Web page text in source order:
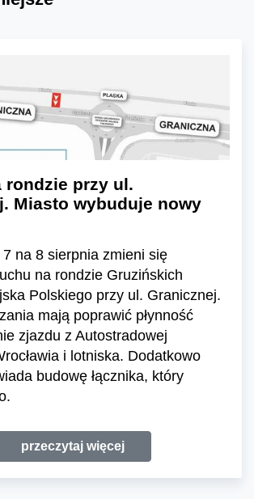
rondzie przy ul.
Miasto wybuduje nowy
na 8 sierpnia zmieni się
na rondzie Gruzińskich
Polskiego przy ul. Granicznej.
mają poprawić płynność
zjazdu z Autostradowej
i lotniska. Dodatkowo
budowę łącznika, który
przeczytaj więcej